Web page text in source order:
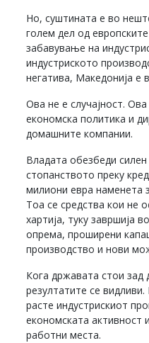
Но, суштината е во
голем дел од
забавување на
индустриското
негатива, Македонија е
Ова не е случајност. Ова
економска политика и
домашните компании.
Владата обезбеди
стопанството преку
милиони евра наменета
Тоа се средства кои не
хартија, туку завршија
опрема, проширени
производство и нови
Кога државата стои
резултатите се
расте индустрискиот
економската активност
работни места.